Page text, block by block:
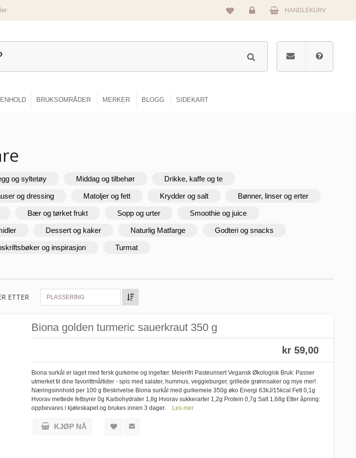
Logg
HANDLEKURV
BRUKSOMRÅDER MERKER BLOGG SIDEKART
og syltetøy Middag og tilbehør Drikke, kaffe og te
og dressing Matoljer og fett Krydder og salt Bønner, linser og erter
Bær og tørket frukt Sopp og urter Smoothie og juice
Dessert og kaker Naturlig Matfarge Godteri og snacks
og inspirasjon Turmat
ETTER PLASSERING
Biona golden turmeric sauerkraut 350 g
kr 59,00
Biona surkål er laget med fersk gurkeme og ingefær. Meierifri Pasteurisert Vegansk Økologisk Bruk: Passer
utmerket til dine favorittmåltider - spis med salater, hummus, veggieburger, grillede grønnsaker og mye mer!
Næringsinnhold per 100 g Beskrivelse Biona surkål med gurkemeie 350g øko Energi 63kJ/15kcal Fett 0,1g
Hvorav mettede fettsyrer 0g Karbohydrater 1,8g Hvorav sukkerarter 1,2g Protein 0,7g Salt 1,68g Etter åpning:
oppbevares i kjøleskapet og brukes innen 3 dager.
Les mer
KJØP NÅ